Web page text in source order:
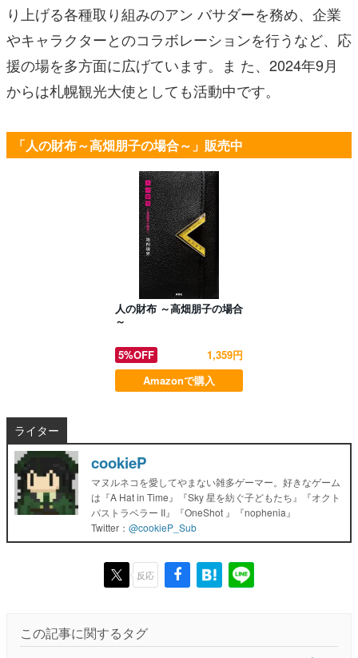
り上げる各種取り組みのアン バサダーを務め、企業
やキャラクターとのコラボレーションを行うなど、応
援の場を多方面に広げています。ま た、2024年9月
からは札幌観光大使としても活動中です。
「人の財布～高畑朋子の場合～」販売中
人の財布 ～高畑朋子の場合
～
5%OFF
1,359円
Amazonで購入
ライター
cookieP
マヌルネコを愛してやまない雑多ゲーマー。好きなゲーム
は『A Hat in Time』『Sky 星を紡ぐ子どもたち』『オクト
パストラベラー II』『OneShot 』『nophenia』
Twitter： @cookieP_Sub
反応
この記事に関するタグ